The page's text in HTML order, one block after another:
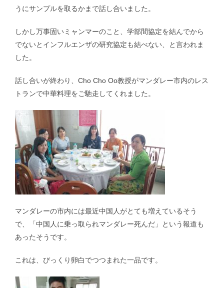
書籍｜Book
ミャンマー｜Myanmar
マレーシア｜Malaysia
ロシア｜Russia｜中国｜China
その他｜Other
うにサンプルを取るかまで話し合いました。
しかし万事固いミャンマーのこと、学部間協定を結んでから
でないとインフルエンザの研究協定も結べない、と言われま
した。
話し合いが終わり、Cho Cho Oo教授がマンダレー市内のレス
トランで中華料理をご馳走してくれました。
マンダレーの市内には最近中国人がとても増えているそう
で、「中国人に乗っ取られマンダレー死んだ」という報道も
あったそうです。
これは、びっくり卵白でつつまれた一品です。